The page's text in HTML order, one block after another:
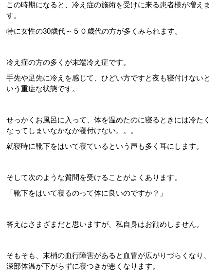
この時期になると、冷え症の施術を受けに来る患者様が増えま
す。
特に女性の30歳代～５０歳代の方が多くみられます。
冷え症の方の多くが末端冷え症です。
手先や足先に冷えを感じて、ひどい方ですと夜も寝付けないと
いう重症な状態です。
せっかくお風呂に入って、体を温めたのに寝るときには冷たく
なってしまいなかなか寝付けない。。。
就寝時に靴下をはいて寝ているという声も多く耳にします。
そして次のような質問を受けることがよくあります。
「靴下をはいて寝るのって体に良いのですか？」
答えはさまざまだと思いますが、私自身はお勧めしません。
そもそも、末梢の血行障害があると血管が広がりづらくなり、
深部体温が下がらずに寝つきが悪くなります。